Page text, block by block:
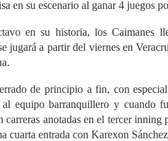
en su escenario al ganar 4 juegos
en su historia, los Caimanes
jugará a partir del viernes en
de principio a fin, con
equipo barranquillero y cuando
carreras anotadas en el tercer
cuarta entrada con Karexon